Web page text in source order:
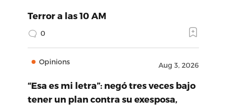
Terror a las 10 AM
0
Opinions Aug 3, 2026
“Esa es mi letra”: negó tres veces bajo
tener un plan contra su exesposa,